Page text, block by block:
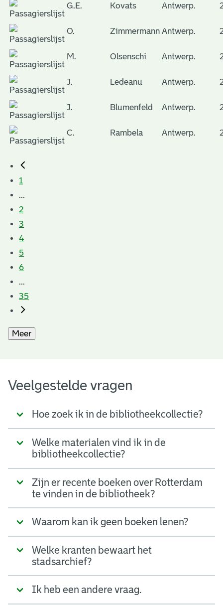
G.E. Kovats Antwerp.
O. Zimmermann Antwerp.
M. Olsenschi Antwerp.
J. Ledeanu Antwerp.
J. Blumenfeld Antwerp.
C. Rambela Antwerp.
1
...
2
3
4
5
6
...
35
Meer
Veelgestelde vragen
Hoe zoek ik in de bibliotheekcollectie?
Welke materialen vind ik in de
bibliotheekcollectie?
Zijn er recente boeken over Rotterdam
te vinden in de bibliotheek?
Waarom kan ik geen boeken lenen?
Welke kranten bewaart het
stadsarchief?
Ik heb een andere vraag.